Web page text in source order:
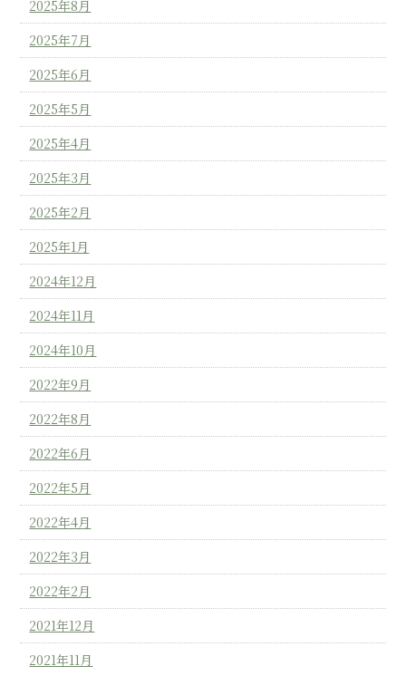
2025年8月
2025年7月
2025年6月
2025年5月
2025年4月
2025年3月
2025年2月
2025年1月
2024年12月
2024年11月
2024年10月
2022年9月
2022年8月
2022年6月
2022年5月
2022年4月
2022年3月
2022年2月
2021年12月
2021年11月